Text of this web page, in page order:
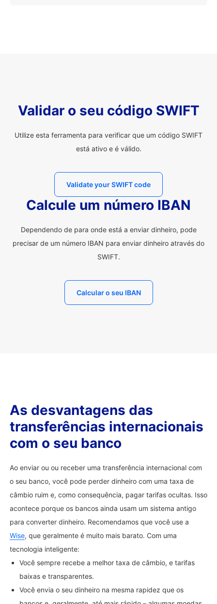
Validar o seu código SWIFT
Utilize esta ferramenta para verificar que um código SWIFT
está ativo e é válido.
Validate your SWIFT code
Calcule um número IBAN
Dependendo de para onde está a enviar dinheiro, pode
precisar de um número IBAN para enviar dinheiro através do
SWIFT.
Calcular o seu IBAN
As desvantagens das
transferências internacionais
com o seu banco
Ao enviar ou ou receber uma transferência internacional com
o seu banco, você pode perder dinheiro com uma taxa de
câmbio ruim e, como consequência, pagar tarifas ocultas. Isso
acontece porque os bancos ainda usam um sistema antigo
para converter dinheiro. Recomendamos que você use a
Wise, que geralmente é muito mais barato. Com uma
tecnologia inteligente:
Você sempre recebe a melhor taxa de câmbio, e tarifas
baixas e transparentes.
Você envia o seu dinheiro na mesma rapidez que os